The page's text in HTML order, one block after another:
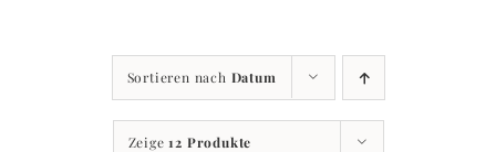
Sortieren nach Datum
Zeige12 Produkte